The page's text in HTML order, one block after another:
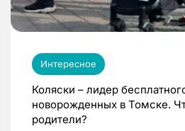
Интересное
Коляски – лидер
новорожденных в Томске.
родители?